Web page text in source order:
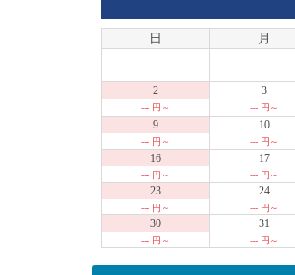
日 月
2
--- 円～
3
--- 円～
9
--- 円～
10
--- 円～
16
--- 円～
17
--- 円～
23
--- 円～
24
--- 円～
30
--- 円～
31
--- 円～